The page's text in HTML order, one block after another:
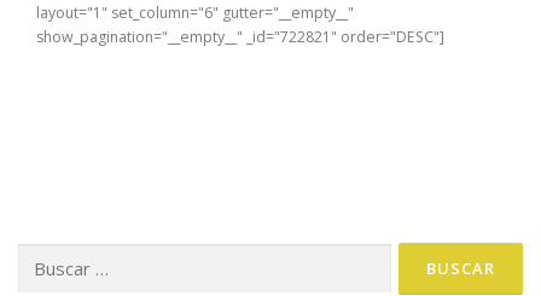
layout="1" set_column="6" gutter="__empty__"
show_pagination="__empty__" _id="722821" order="DESC"]